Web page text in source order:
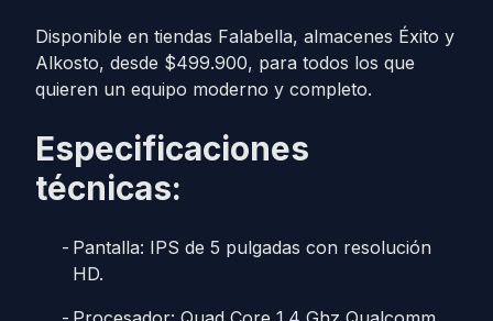
Disponible en tiendas Falabella, almacenes Éxito y
Alkosto, desde $499.900, para todos los que
quieren un equipo moderno y completo.
Especificaciones
técnicas:
Pantalla: IPS de 5 pulgadas con resolución
HD.